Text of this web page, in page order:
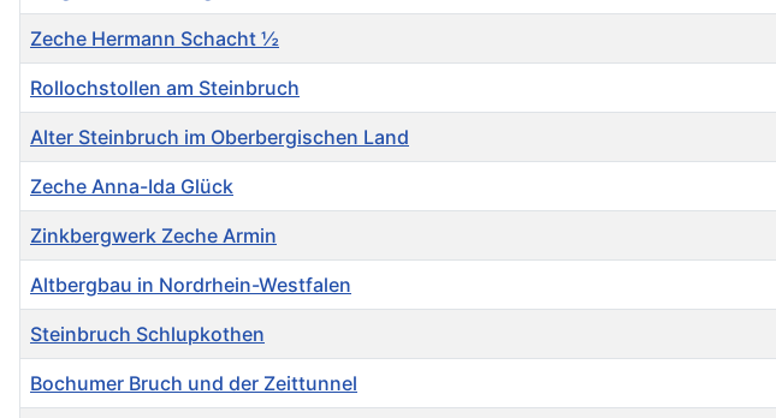
Zeche Hermann Schacht ½
Rollochstollen am Steinbruch
Alter Steinbruch im Oberbergischen Land
Zeche Anna-Ida Glück
Zinkbergwerk Zeche Armin
Altbergbau in Nordrhein-Westfalen
Steinbruch Schlupkothen
Bochumer Bruch und der Zeittunnel